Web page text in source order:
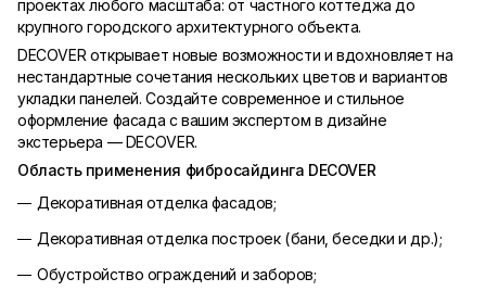
проектах любого масштаба: от частного коттеджа до
крупного городского архитектурного объекта.
DECOVER открывает новые возможности и вдохновляет на
нестандартные сочетания нескольких цветов и вариантов
укладки панелей. Создайте современное и стильное
оформление фасада с вашим экспертом в дизайне
экстерьера — DECOVER.
Область применения фибросайдинга DECOVER
Декоративная отделка фасадов;
Декоративная отделка построек (бани, беседки и др.);
Обустройство ограждений и заборов;